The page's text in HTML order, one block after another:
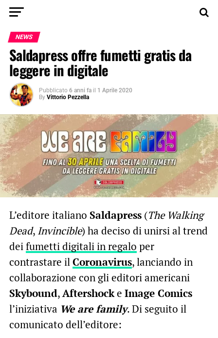
NEWS
Saldapress offre fumetti gratis da
leggere in digitale
Pubblicato 6 anni fa il 1 Aprile 2020
By Vittorio Pezzella
L’editore italiano Saldapress(The Walking
Dead, Invincible) ha deciso di unirsi al trend
deifumetti digitali in regalo per
contrastare ilCoronavirus, lanciando in
collaborazione con gli editori americani
Skybound,Aftershocke Image Comics
l’iniziativa We are family. Di seguito il
comunicato dell’editore: